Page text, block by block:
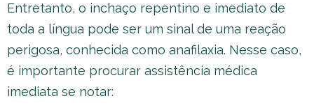
Entretanto, o inchaço repentino e imediato de
toda a língua pode ser um sinal de uma reação
perigosa, conhecida como anafilaxia. Nesse caso,
é importante procurar assistência médica
imediata se notar: